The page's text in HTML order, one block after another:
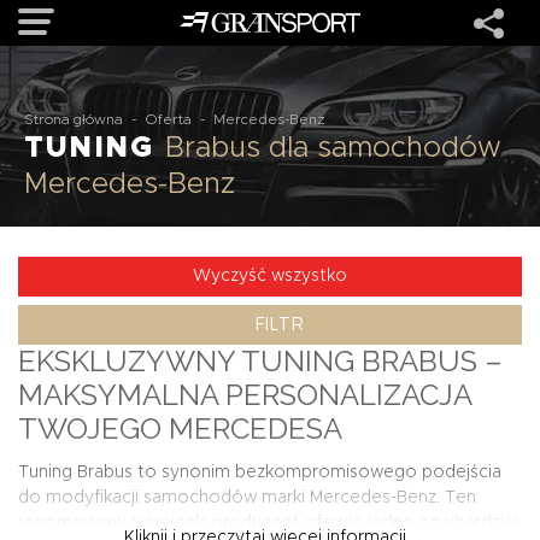
OFERTA
MARKI
O NAS
USŁUGI
KONTAKT
Strona główna - Oferta - Mercedes-Benz
TUNING
Brabus dla samochodów
Mercedes-Benz
Wyczyść wszystko
FILTR
EKSKLUZYWNY TUNING BRABUS –
MAKSYMALNA PERSONALIZACJA
TWOJEGO MERCEDESA
Tuning Brabus to synonim bezkompromisowego podejścia
do modyfikacji samochodów marki Mercedes-Benz. Ten